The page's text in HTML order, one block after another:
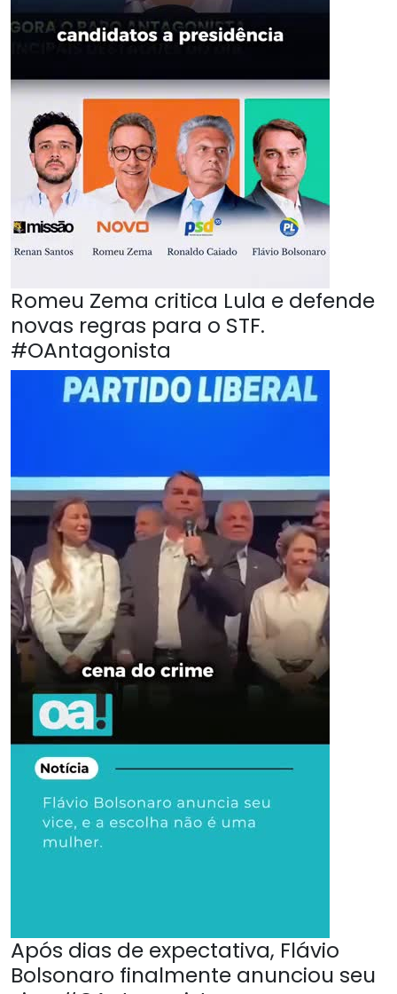
Romeu Zema critica Lula e defende
novas regras para o STF.
#OAntagonista
Após dias de expectativa, Flávio
Bolsonaro finalmente anunciou seu